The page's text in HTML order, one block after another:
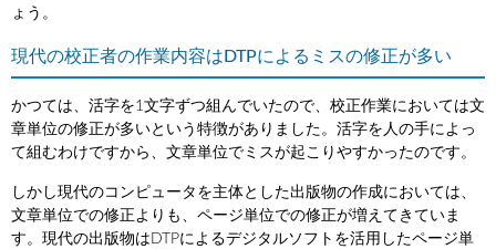
ょう。
現代の校正者の作業内容はDTPによるミスの修正が多い
かつては、活字を1文字ずつ組んでいたので、校正作業においては文
章単位の修正が多いという特徴がありました。活字を人の手によっ
て組むわけですから、文章単位でミスが起こりやすかったのです。
しかし現代のコンピュータを主体とした出版物の作成においては、
文章単位での修正よりも、ページ単位での修正が増えてきていま
す。現代の出版物はDTPによるデジタルソフトを活用したページ単